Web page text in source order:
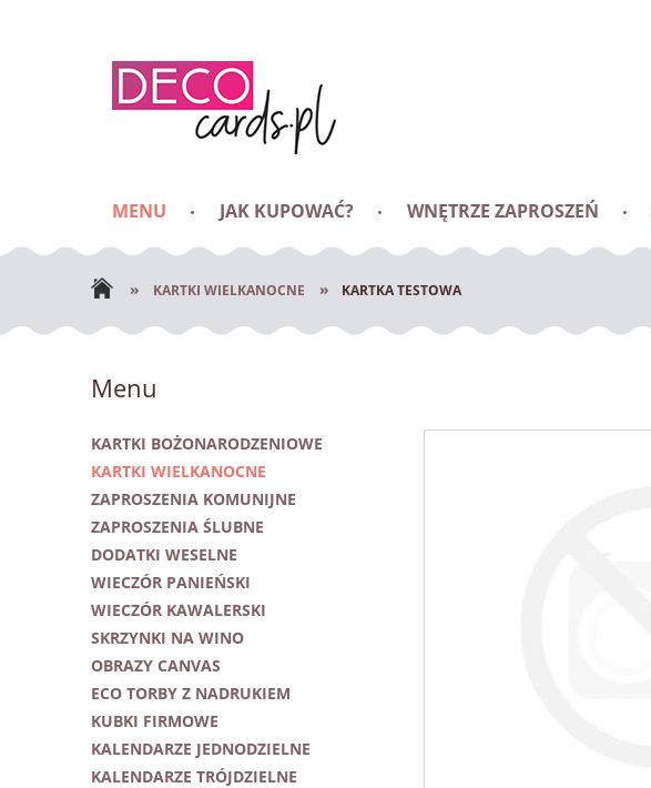
MENU JAK KUPOWAĆ? WNĘTRZE ZAPROSZEŃ
BLOG
» KARTKI WIELKANOCNE » KARTKA TESTOWA
Menu
KARTKI BOŻONARODZENIOWE
KARTKI WIELKANOCNE
ZAPROSZENIA KOMUNIJNE
ZAPROSZENIA ŚLUBNE
DODATKI WESELNE
WIECZÓR PANIEŃSKI
WIECZÓR KAWALERSKI
SKRZYNKI NA WINO
OBRAZY CANVAS
ECO TORBY Z NADRUKIEM
KUBKI FIRMOWE
KALENDARZE JEDNODZIELNE
KALENDARZE TRÓJDZIELNE